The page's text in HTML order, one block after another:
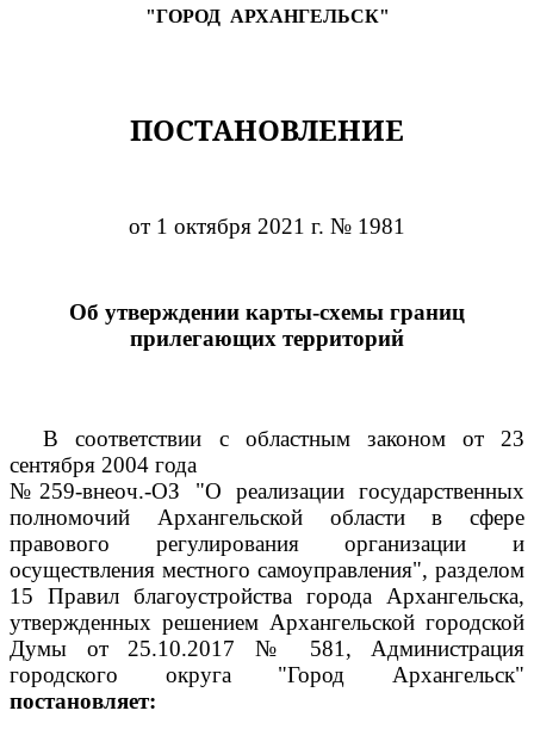
"ГОРОД АРХАНГЕЛЬСК"
ПОСТАНОВЛЕНИЕ
от 1 октября 2021 г. № 1981
Об утверждении карты-схемы границ
прилегающих территорий
В соответствии с областным законом от 23
сентября 2004 года
№259-внеоч.-ОЗ "О реализации государственных
полномочий Архангельской области в сфере
правового регулирования организации и
осуществления местного самоуправления", разделом
15 Правил благоустройства города Архангельска,
утвержденных решением Архангельской городской
Думы от 25.10.2017 № 581, Администрация
городского округа "Город Архангельск"
постановляет: